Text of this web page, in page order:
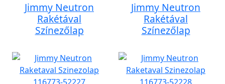
Jimmy Neutron
Rakétával
Színezőlap
Jimmy Neutron
Rakétával
Színezőlap